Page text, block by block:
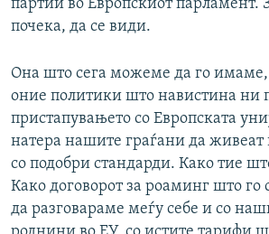
партии во Европскиот парламент.
почека, да се види.
Она што сега можеме да го
оние политики што навистина ни
пристапувањето со Европската
натера нашите граѓани да живеат
со подобри стандарди. Како тие
Како договорот за роаминг што го
да разговараме меѓу себе и со